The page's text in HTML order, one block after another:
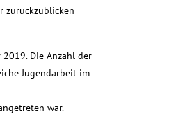
zurückzublicken
Die Anzahl der
Jugendarbeit im
war.